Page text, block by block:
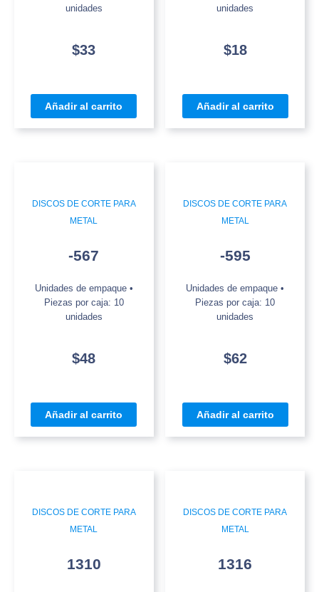
unidades
$33
Añadir al carrito
unidades
$18
Añadir al carrito
DISCOS DE CORTE PARA
METAL
-567
Unidades de empaque •
Piezas por caja: 10
unidades
$48
Añadir al carrito
DISCOS DE CORTE PARA
METAL
-595
Unidades de empaque •
Piezas por caja: 10
unidades
$62
Añadir al carrito
DISCOS DE CORTE PARA
METAL
1310
DISCOS DE CORTE PARA
METAL
1316